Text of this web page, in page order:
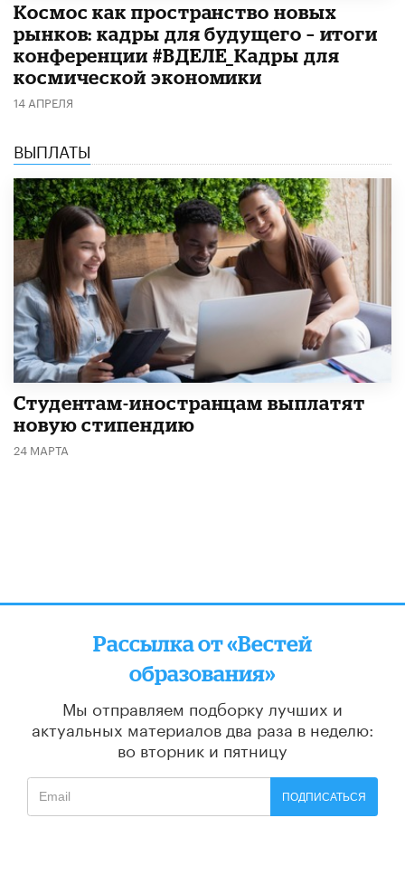
Космос как пространство новых
рынков: кадры для будущего – итоги
конференции #ВДЕЛЕ_Кадры для
космической экономики
14 АПРЕЛЯ
ВЫПЛАТЫ
Студентам-иностранцам выплатят
новую стипендию
24 МАРТА
Рассылка от «Вестей
образования»
Мы отправляем подборку лучших и
актуальных материалов два раза в неделю:
во вторник и пятницу
ПОДПИСАТЬСЯ